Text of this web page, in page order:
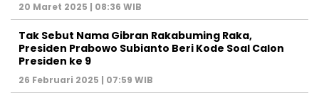
20 Maret 2025 | 08:36 WIB
Tak Sebut Nama Gibran Rakabuming Raka,
Presiden Prabowo Subianto Beri Kode Soal Calon
Presiden ke 9
26 Februari 2025 | 07:59 WIB